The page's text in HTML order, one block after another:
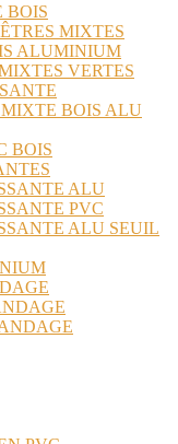
BOIS
MIXTES
ALUMINIUM
VERTES
BOIS ALU
BOIS
ALU
PVC
ALU SEUIL